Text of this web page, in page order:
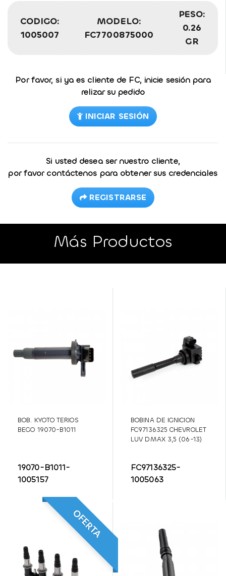
CODIGO:
1005007
MODELO:
FC7700875000
PESO:
0.26
GR
Por favor, si ya es cliente de FC, inicie sesión para
relizar su pedido
INICIAR SESIÓN
Si usted desea ser nuestro cliente,
por favor contáctenos para obtener sus credenciales
REGISTRARSE
Más Productos
BOB. KYOTO TERIOS
BEGO 19070-B1011
19070-B1011-
1005157
BOBINA DE IGNICION
FC97136325 CHEVROLET
LUV DMAX 3,5 (06-13)
FC97136325-
1005063
OFERTA